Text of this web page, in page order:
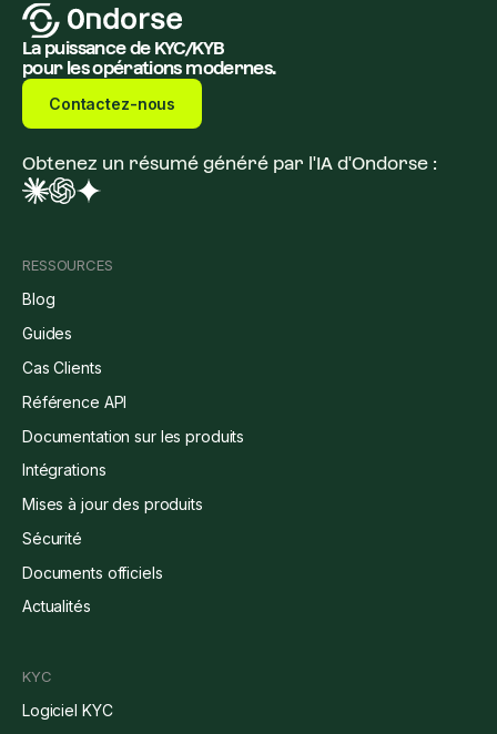
La puissance de KYC/KYB
pour les opérations modernes.
Contactez-nous
Obtenez un résumé généré par l'IA d'Ondorse :
RESSOURCES
Blog
Guides
Cas Clients
Référence API
Documentation sur les produits
Intégrations
Mises à jour des produits
Sécurité
Documents officiels
Actualités
KYC
Logiciel KYC